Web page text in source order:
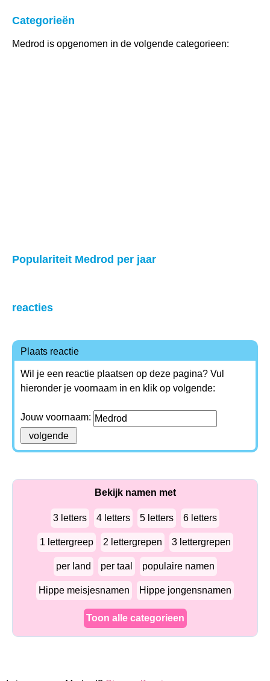
Categorieën
Medrod is opgenomen in de volgende categorieen:
Populariteit Medrod per jaar
reacties
Plaats reactie
Wil je een reactie plaatsen op deze pagina? Vul
hieronder je voornaam in en klik op volgende:
Jouw voornaam:
Bekijk namen met
3 letters 4 letters 5 letters 6 letters
1 lettergreep 2 lettergrepen 3 lettergrepen
per land per taal populaire namen
Hippe meisjesnamen Hippe jongensnamen
Toon alle categorieen